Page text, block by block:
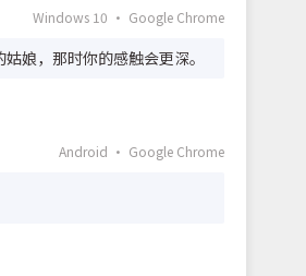
Windows 10 · Google Chrome
娘，那时你的感触会更深。
Android · Google Chrome